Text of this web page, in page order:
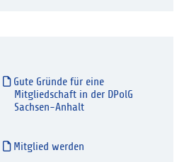
Gute Gründe für eine
Mitgliedschaft in der DPolG
Sachsen-Anhalt
Mitglied werden